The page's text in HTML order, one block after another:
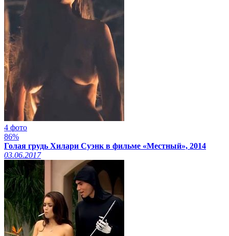
4 фото
86%
Голая грудь Хилари Суэнк в фильме «Местный», 2014
03.06.2017